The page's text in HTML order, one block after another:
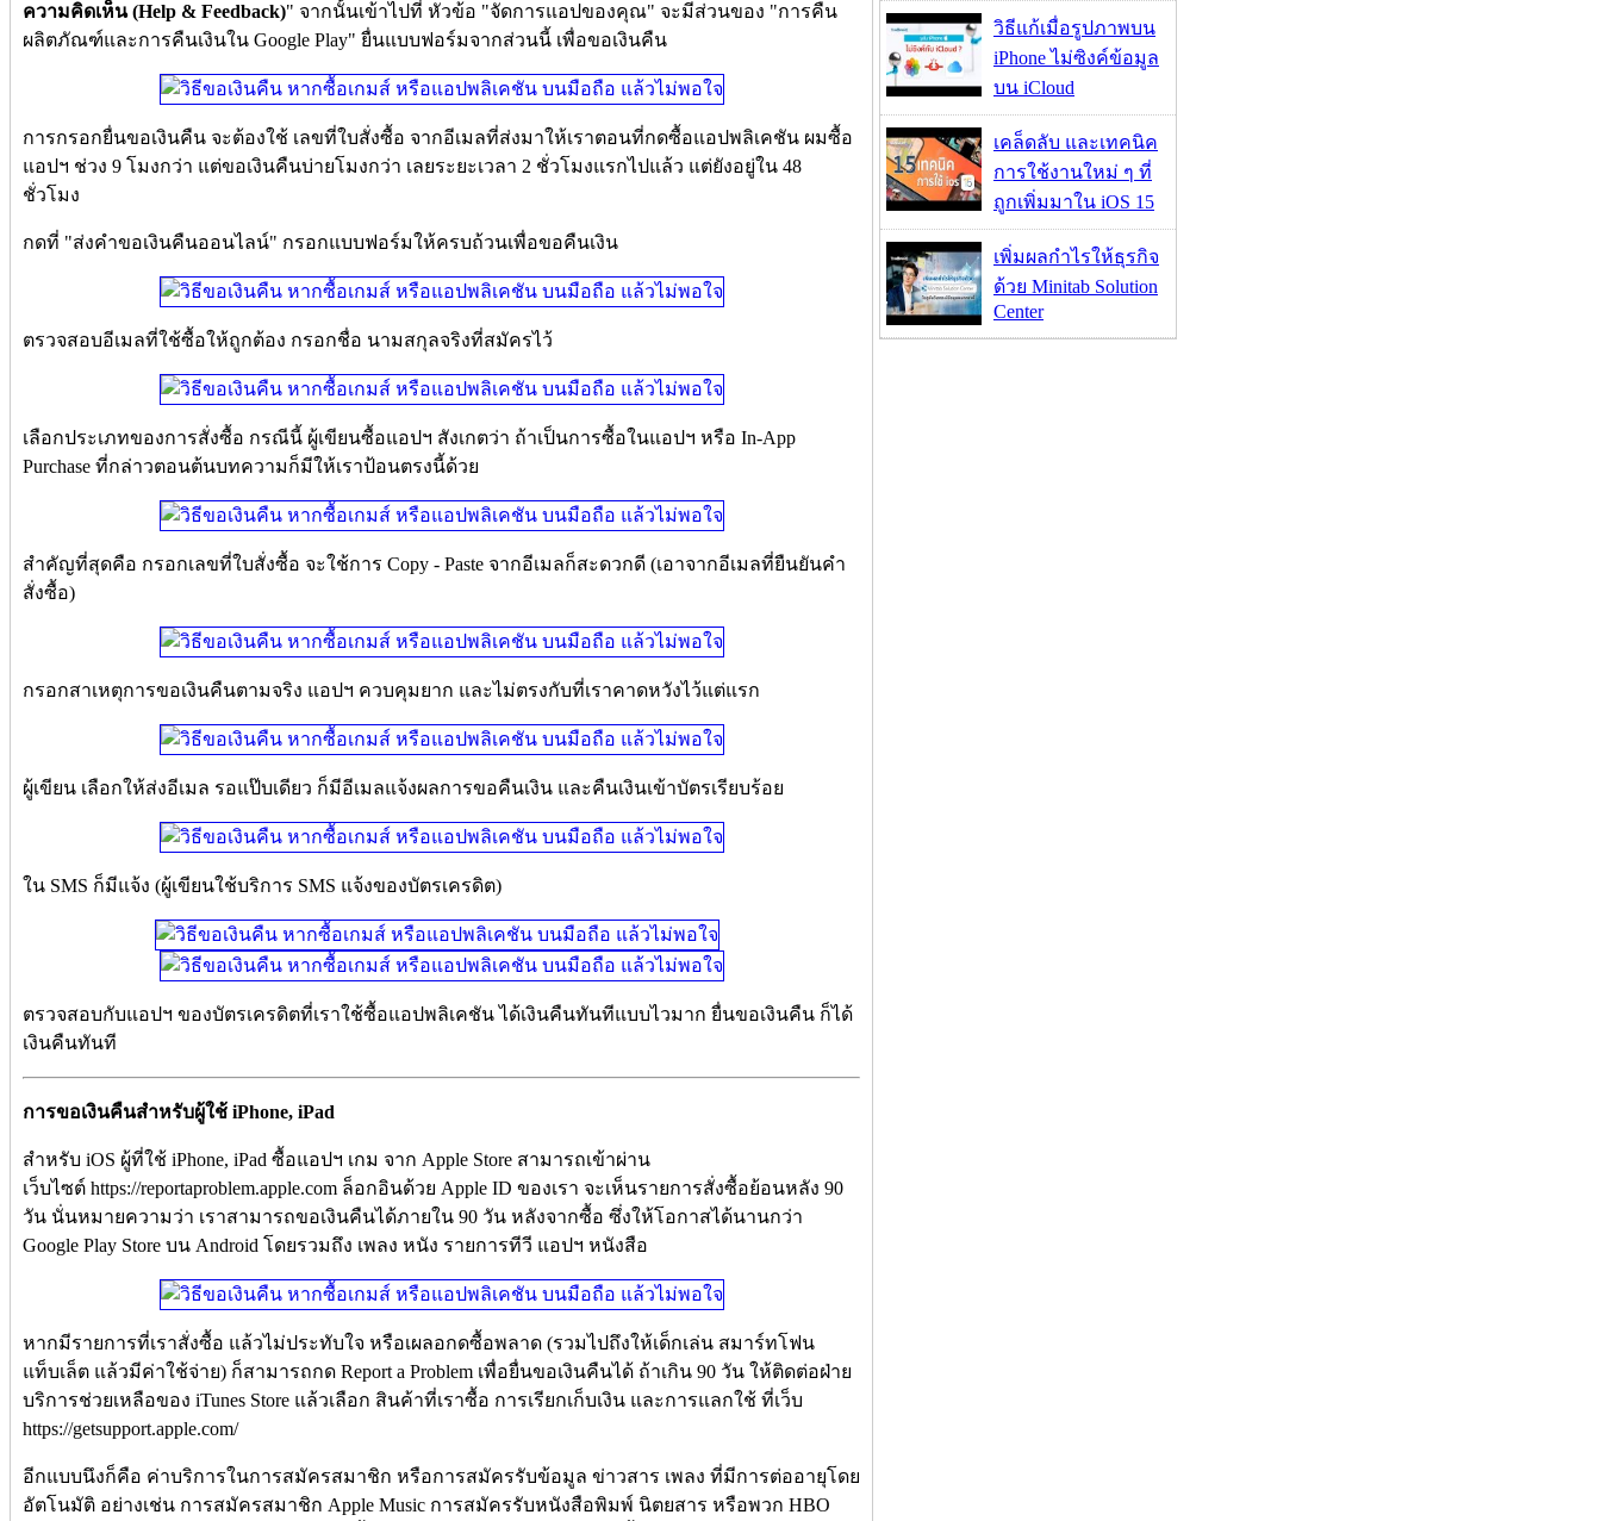
ความคิดเห็น (Help & Feedback)" จากนั้นเข้าไปที่ หัวข้อ "จัดการแอปของคุณ" จะมีส่วนของ "การคืน
ผลิตภัณฑ์และการคืนเงินใน Google Play" ยื่นแบบฟอร์มจากส่วนนี้ เพื่อขอเงินคืน
การกรอกยื่นขอเงินคืน จะต้องใช้ เลขที่ใบสั่งซื้อ จากอีเมลที่ส่งมาให้เราตอนที่กดซื้อแอปพลิเคชัน ผมซื้อ
แอปฯ ช่วง 9 โมงกว่า แต่ขอเงินคืนบ่ายโมงกว่า เลยระยะเวลา 2 ชั่วโมงแรกไปแล้ว แต่ยังอยู่ใน 48
ชั่วโมง
กดที่ "ส่งคำขอเงินคืนออนไลน์" กรอกแบบฟอร์มให้ครบถ้วนเพื่อขอคืนเงิน
ตรวจสอบอีเมลที่ใช้ซื้อให้ถูกต้อง กรอกชื่อ นามสกุลจริงที่สมัครไว้
เลือกประเภทของการสั่งซื้อ กรณีนี้ ผู้เขียนซื้อแอปฯ สังเกตว่า ถ้าเป็นการซื้อในแอปฯ หรือ In-App
Purchase ที่กล่าวตอนต้นบทความก็มีให้เราป้อนตรงนี้ด้วย
สำคัญที่สุดคือ กรอกเลขที่ใบสั่งซื้อ จะใช้การ Copy - Paste จากอีเมลก็สะดวกดี (เอาจากอีเมลที่ยืนยันคำ
สั่งซื้อ)
กรอกสาเหตุการขอเงินคืนตามจริง แอปฯ ควบคุมยาก และไม่ตรงกับที่เราคาดหวังไว้แต่แรก
ผู้เขียน เลือกให้ส่งอีเมล รอแป๊บเดียว ก็มีอีเมลแจ้งผลการขอคืนเงิน และคืนเงินเข้าบัตรเรียบร้อย
ใน SMS ก็มีแจ้ง (ผู้เขียนใช้บริการ SMS แจ้งของบัตรเครดิต)
ตรวจสอบกับแอปฯ ของบัตรเครดิตที่เราใช้ซื้อแอปพลิเคชัน ได้เงินคืนทันทีแบบไวมาก ยื่นขอเงินคืน ก็ได้
เงินคืนทันที
การขอเงินคืนสำหรับผู้ใช้ iPhone, iPad
สำหรับ iOS ผู้ที่ใช้ iPhone, iPad ซื้อแอปฯ เกม จาก Apple Store สามารถเข้าผ่าน
เว็บไซต์ https://reportaproblem.apple.com ล็อกอินด้วย Apple ID ของเรา จะเห็นรายการสั่งซื้อย้อนหลัง 90
วัน นั่นหมายความว่า เราสามารถขอเงินคืนได้ภายใน 90 วัน หลังจากซื้อ ซึ่งให้โอกาสได้นานกว่า
Google Play Store บน Android โดยรวมถึง เพลง หนัง รายการทีวี แอปฯ หนังสือ
หากมีรายการที่เราสั่งซื้อ แล้วไม่ประทับใจ หรือเผลอกดซื้อพลาด (รวมไปถึงให้เด็กเล่น สมาร์ทโฟน
แท็บเล็ต แล้วมีค่าใช้จ่าย) ก็สามารถกด Report a Problem เพื่อยื่นขอเงินคืนได้ ถ้าเกิน 90 วัน ให้ติดต่อฝ่าย
บริการช่วยเหลือของ iTunes Store แล้วเลือก สินค้าที่เราซื้อ การเรียกเก็บเงิน และการแลกใช้ ที่เว็บ
https://getsupport.apple.com/
อีกแบบนึงก็คือ ค่าบริการในการสมัครสมาชิก หรือการสมัครรับข้อมูล ข่าวสาร เพลง ที่มีการต่ออายุโดย
อัตโนมัติ อย่างเช่น การสมัครสมาชิก Apple Music การสมัครรับหนังสือพิมพ์ นิตยสาร หรือพวก HBO
วิธีแก้เมื่อรูปภาพบน
iPhone ไม่ซิงค์ข้อมูล
บน iCloud
เคล็ดลับ และเทคนิค
การใช้งานใหม่ ๆ ที่
ถูกเพิ่มมาใน iOS 15
เพิ่มผลกำไรให้ธุรกิจ
ด้วย Minitab Solution
Center